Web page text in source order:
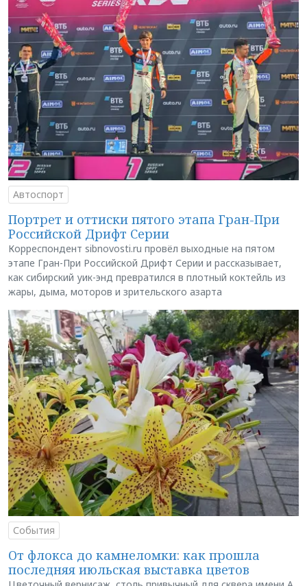
Автоспорт
Портрет и оттиски пятого этапа Гран-При
Российской Дрифт Серии
Корреспондент sibnovosti.ru провёл выходные на пятом
этапе Гран-При Российской Дрифт Серии и рассказывает,
как сибирский уик-энд превратился в плотный коктейль из
жары, дыма, моторов и зрительского азарта
События
От флокса до камнеломки: как прошла
последняя июльская выставка цветов